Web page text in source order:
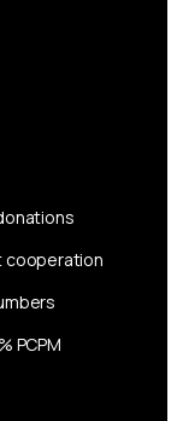
cooperation
PCPM